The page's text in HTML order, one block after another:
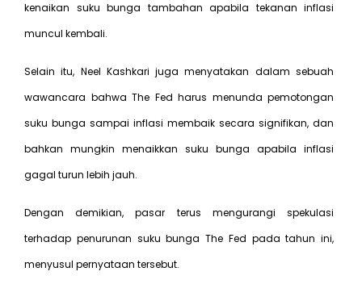
kenaikan suku bunga tambahan apabila tekanan inflasi
muncul kembali.
Selain itu, Neel Kashkari juga menyatakan dalam sebuah
wawancara bahwa The Fed harus menunda pemotongan
suku bunga sampai inflasi membaik secara signifikan, dan
bahkan mungkin menaikkan suku bunga apabila inflasi
gagal turun lebih jauh.
Dengan demikian, pasar terus mengurangi spekulasi
terhadap penurunan suku bunga The Fed pada tahun ini,
menyusul pernyataan tersebut.